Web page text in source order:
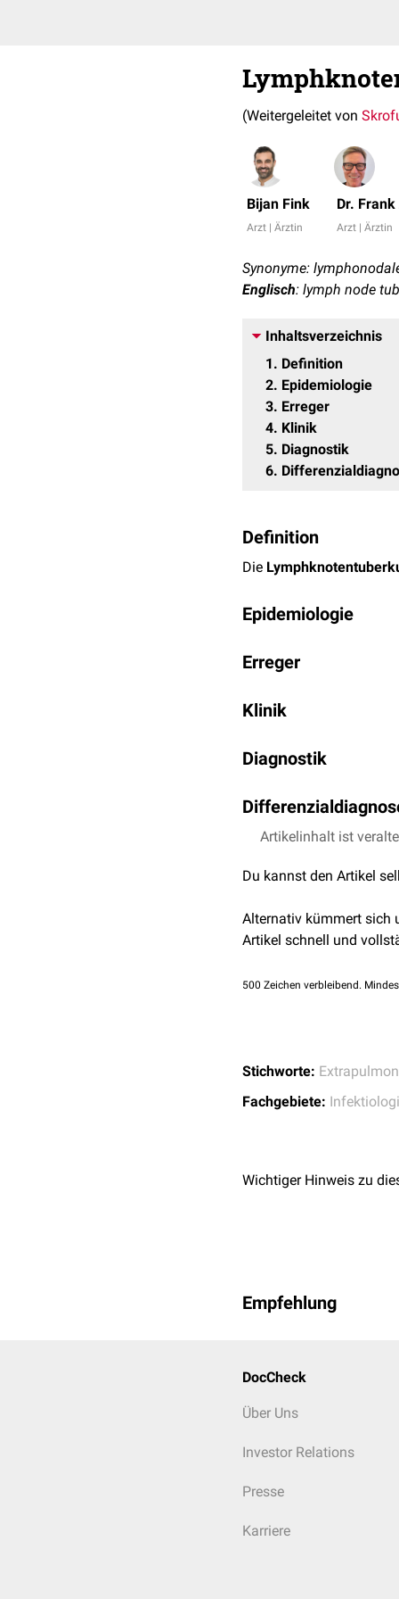
(Weitergeleitet von
Bijan Fink
Arzt | Ärztin
Dr.
Arzt | Ärztin
Synonyme:
Englisch: lymph node
Inhaltsverzeichnis
1
Definition
2 Epidemiologie
3 Erreger
4 Klinik
5 Diagnostik
6
Definition
Die
Epidemiologie
HIV-infizierten Patienten
Erreger
Mycobacterium
Klinik
zervikalenund
Anfangs sind die
Raumforderung. Es
Diagnostik
mikrobiologische
ohne sichtbare
meist höher und der
Differenzialdiagnostisch
oder einMorbus
Artikelinhalt ist
Du kannst den Artikel
Alternativ kümmert sich
Artikel schnell und
500 Zeichen verbleibend.
Stichworte:
Fachgebiete:
Wichtiger Hinweis zu
Empfehlung
DocCheck
Über Uns
Investor Relations
Presse
Karriere